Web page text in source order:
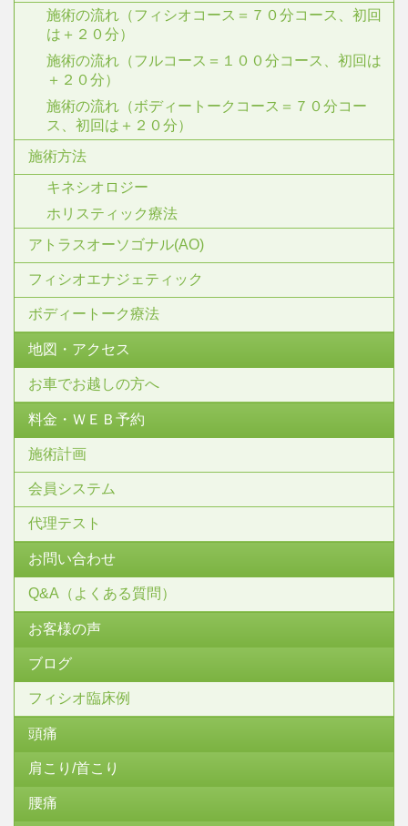
施術の流れ（フィシオコース＝７０分コース、初回
は＋２０分）
施術の流れ（フルコース＝１００分コース、初回は
＋２０分）
施術の流れ（ボディートークコース＝７０分コー
ス、初回は＋２０分）
施術方法
キネシオロジー
ホリスティック療法
アトラスオーソゴナル(AO)
フィシオエナジェティック
ボディートーク療法
地図・アクセス
お車でお越しの方へ
料金・ＷＥＢ予約
施術計画
会員システム
代理テスト
お問い合わせ
Q&A（よくある質問）
お客様の声
ブログ
フィシオ臨床例
頭痛
肩こり/首こり
腰痛